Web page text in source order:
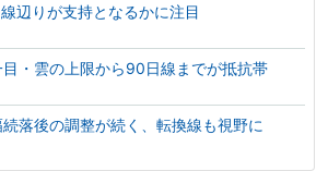
辺りが支持となるかに注目
目・雲の上限から90日線までが抵抗帯
続落後の調整が続く、転換線も視野に